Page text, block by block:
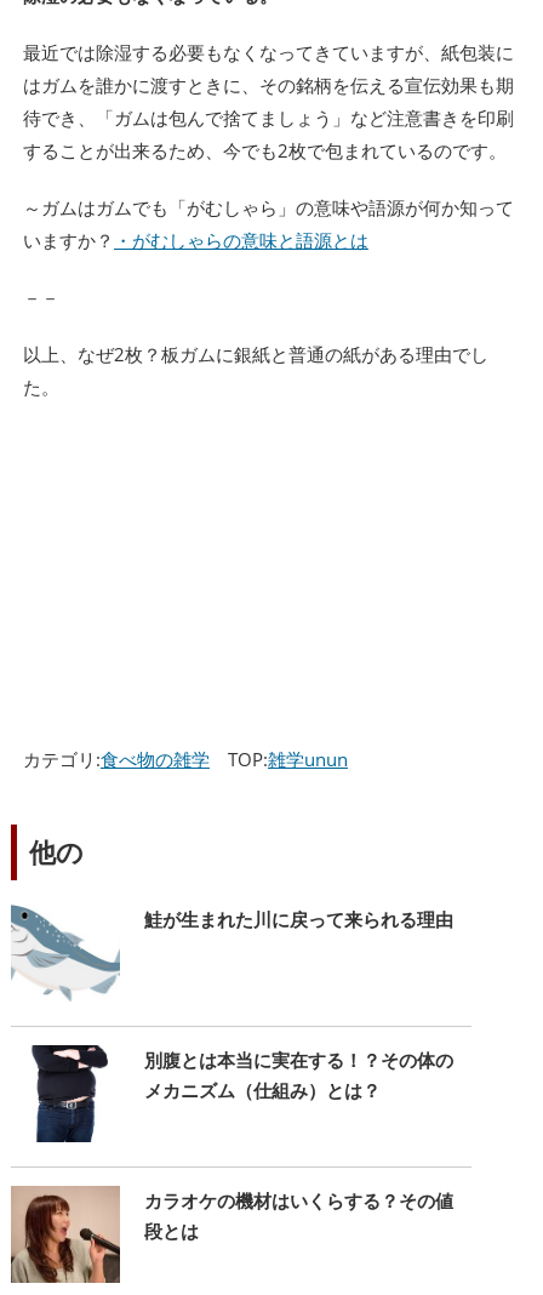
最近では除湿する必要もなくなってきていますが、紙包装に
はガムを誰かに渡すときに、その銘柄を伝える宣伝効果も期
待でき、「ガムは包んで捨てましょう」など注意書きを印刷
することが出来るため、今でも2枚で包まれているのです。
～ガムはガムでも「がむしゃら」の意味や語源が何か知って
いますか？ ・がむしゃらの意味と語源とは
－－
以上、なぜ2枚？板ガムに銀紙と普通の紙がある理由でし
た。
カテゴリ:食べ物の雑学TOP:雑学unun
他の
鮭が生まれた川に戻って来られる理由
別腹とは本当に実在する！？その体の
メカニズム（仕組み）とは？
カラオケの機材はいくらする？その値
段とは